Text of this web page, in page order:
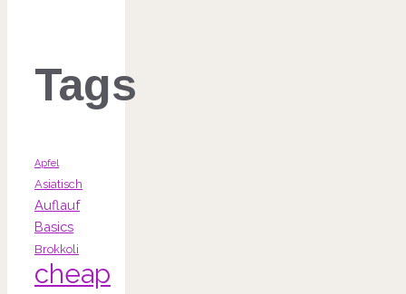
Tags
Apfel
Asiatisch
Auflauf
Basics
Brokkoli
cheap